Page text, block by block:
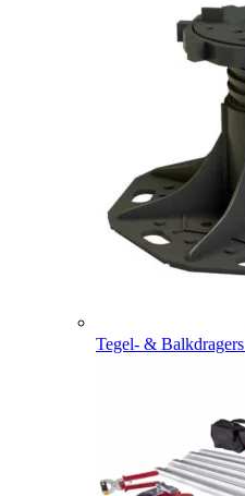
Tegel- & Balkdragers